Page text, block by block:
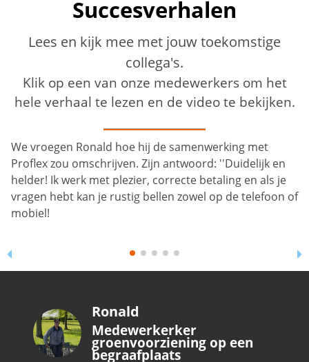
Succesverhalen
Lees en kijk mee met jouw toekomstige
collega's.
Klik op een van onze medewerkers om het
hele verhaal te lezen en de video te bekijken.
Ronald
Medewerkerker
groenvoorziening op een
begraafplaats